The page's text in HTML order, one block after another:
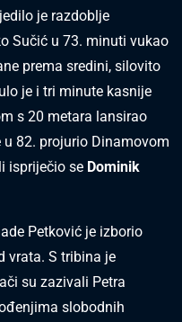
je razdoblje
Sučić u 73. minuti vukao
prema sredini, silovito
je i tri minute kasnije
s 20 metara lansirao
82. projurio Dinamovom
ispriječio se Dominik
Petković je izborio
vrata. S tribina je
su zazivali Petra
slobodnih